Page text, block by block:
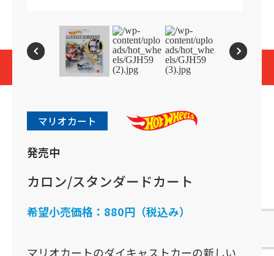
マリオカート
発売中
カロン/スタンダードカート
希望小売価格： 880円（税込み）
マリオカートのダイキャストカーの新しい
© 2026 Mattel. All Rights Reserved.
page top